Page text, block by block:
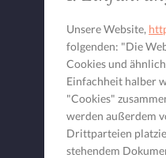
Unsere Website,
folgenden: "Die
Cookies und
Einfachheit halber
"Cookies"
werden außerdem
Drittparteien
stehendem